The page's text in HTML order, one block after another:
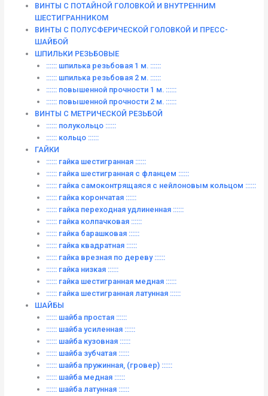
ВИНТЫ С ПОТАЙНОЙ ГОЛОВКОЙ И ВНУТРЕННИМ
ШЕСТИГРАННИКОМ
ВИНТЫ С ПОЛУСФЕРИЧЕСКОЙ ГОЛОВКОЙ И ПРЕСС-
ШАЙБОЙ
ШПИЛЬКИ РЕЗЬБОВЫЕ
:::::: шпилька резьбовая 1 м. ::::::
:::::: шпилька резьбовая 2 м. ::::::
:::::: повышенной прочности 1 м. ::::::
:::::: повышенной прочности 2 м. ::::::
ВИНТЫ C МЕТРИЧЕСКОЙ РЕЗЬБОЙ
:::::: полукольцо ::::::
:::::: кольцо ::::::
ГАЙКИ
:::::: гайка шестигранная ::::::
:::::: гайка шестигранная с фланцем ::::::
:::::: гайка самоконтрящаяся с нейлоновым кольцом ::::::
:::::: гайка корончатая ::::::
:::::: гайка переходная удлиненная ::::::
:::::: гайка колпачковая ::::::
:::::: гайка барашковая ::::::
:::::: гайка квадратная ::::::
:::::: гайка врезная по дереву ::::::
:::::: гайка низкая ::::::
:::::: гайка шестигранная медная ::::::
:::::: гайка шестигранная латунная ::::::
ШАЙБЫ
:::::: шайба простая ::::::
:::::: шайба усиленная ::::::
:::::: шайба кузовная ::::::
:::::: шайба зубчатая ::::::
:::::: шайба пружинная, (гровер) ::::::
:::::: шайба медная ::::::
:::::: шайба латунная ::::::